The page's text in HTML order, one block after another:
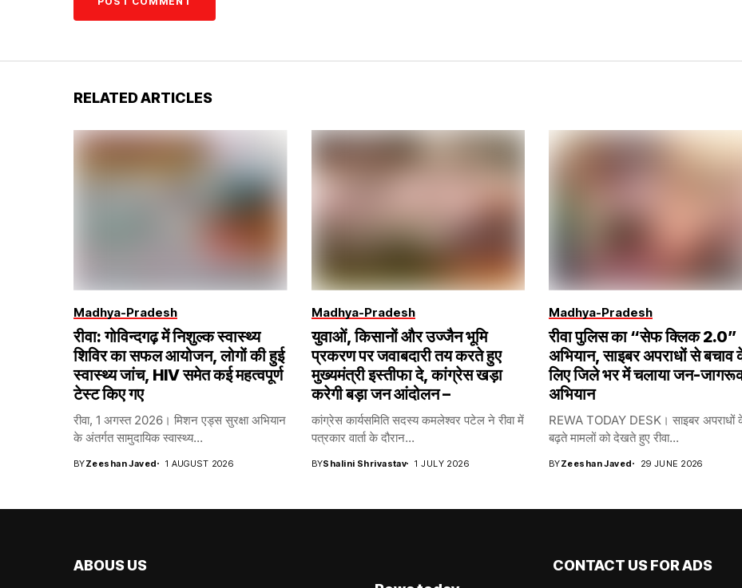
RELATED ARTICLES
Madhya-Pradesh
रीवा: गोविन्दगढ़ में निशुल्क स्वास्थ्य
शिविर का सफल आयोजन, लोगों की हुई
स्वास्थ्य जांच, HIV समेत कई महत्वपूर्ण
टेस्ट किए गए
रीवा, 1 अगस्त 2026। मिशन एड्स सुरक्षा अभियान
के अंतर्गत सामुदायिक स्वास्थ्य...
BYZeeshan Javed 1 AUGUST 2026
Madhya-Pradesh
युवाओं, किसानों और उज्जैन भूमि
प्रकरण पर जवाबदारी तय करते हुए
मुख्यमंत्री इस्तीफा दे, कांग्रेस खड़ा
करेगी बड़ा जन आंदोलन –
कांग्रेस कार्यसमिति सदस्य कमलेश्वर पटेल ने रीवा में
पत्रकार वार्ता के दौरान...
BYShalini Shrivastav 1 JULY 2026
Madhya-Pradesh
रीवा पुलिस का “सेफ क्लिक 2.0”
अभियान, साइबर अपराधों से बचाव
लिए जिले भर में चलाया जन-
अभियान
REWA TODAY DESK। साइबर अपराधों
बढ़ते मामलों को देखते हुए रीवा...
BYZeeshan Javed 29 JUNE 2026
ABOUS US
CONTACT US FOR ADS